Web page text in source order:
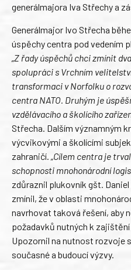
generálmajora Iva Střechy a
Generálmajor Ivo Střecha
úspěchy centra pod vedením
„Z řady úspěchů chci zmínit
spolupráci s Vrchním
transformaci v Norfolku o
centra NATO. Druhým je
vzdělávacího a školícího
Střecha. Dalším významným
výcvikovými a školícími
zahraničí.
„Cílem centra je
schopnosti mnohonárodní
zdůraznil plukovník gšt.
zmínil, že v oblasti
navrhovat taková řešení, aby
požadavků nutných k
Upozornil na nutnost rozvoje
současné a budoucí výzvy.